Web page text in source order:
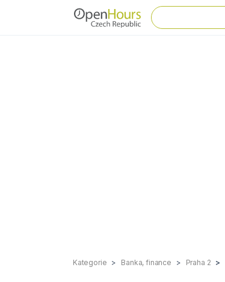
Kategorie Banka, finance Praha 2